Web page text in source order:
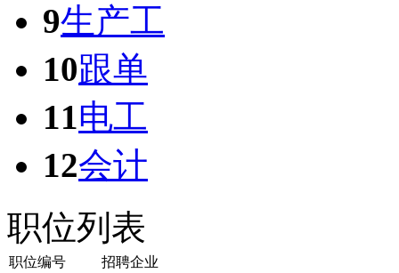
9生产工
10跟单
11电工
12会计
职位列表
职位编号
招聘企业